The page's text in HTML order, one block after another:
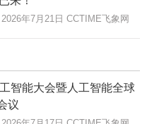
2026年7月21日 CCTIME飞象网
智能大会暨人工智能全球
议